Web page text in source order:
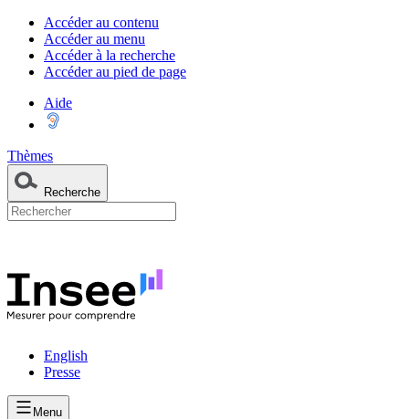
Accéder au contenu
Accéder au menu
Accéder à la recherche
Accéder au pied de page
Aide
Thèmes
Recherche
English
Presse
Menu